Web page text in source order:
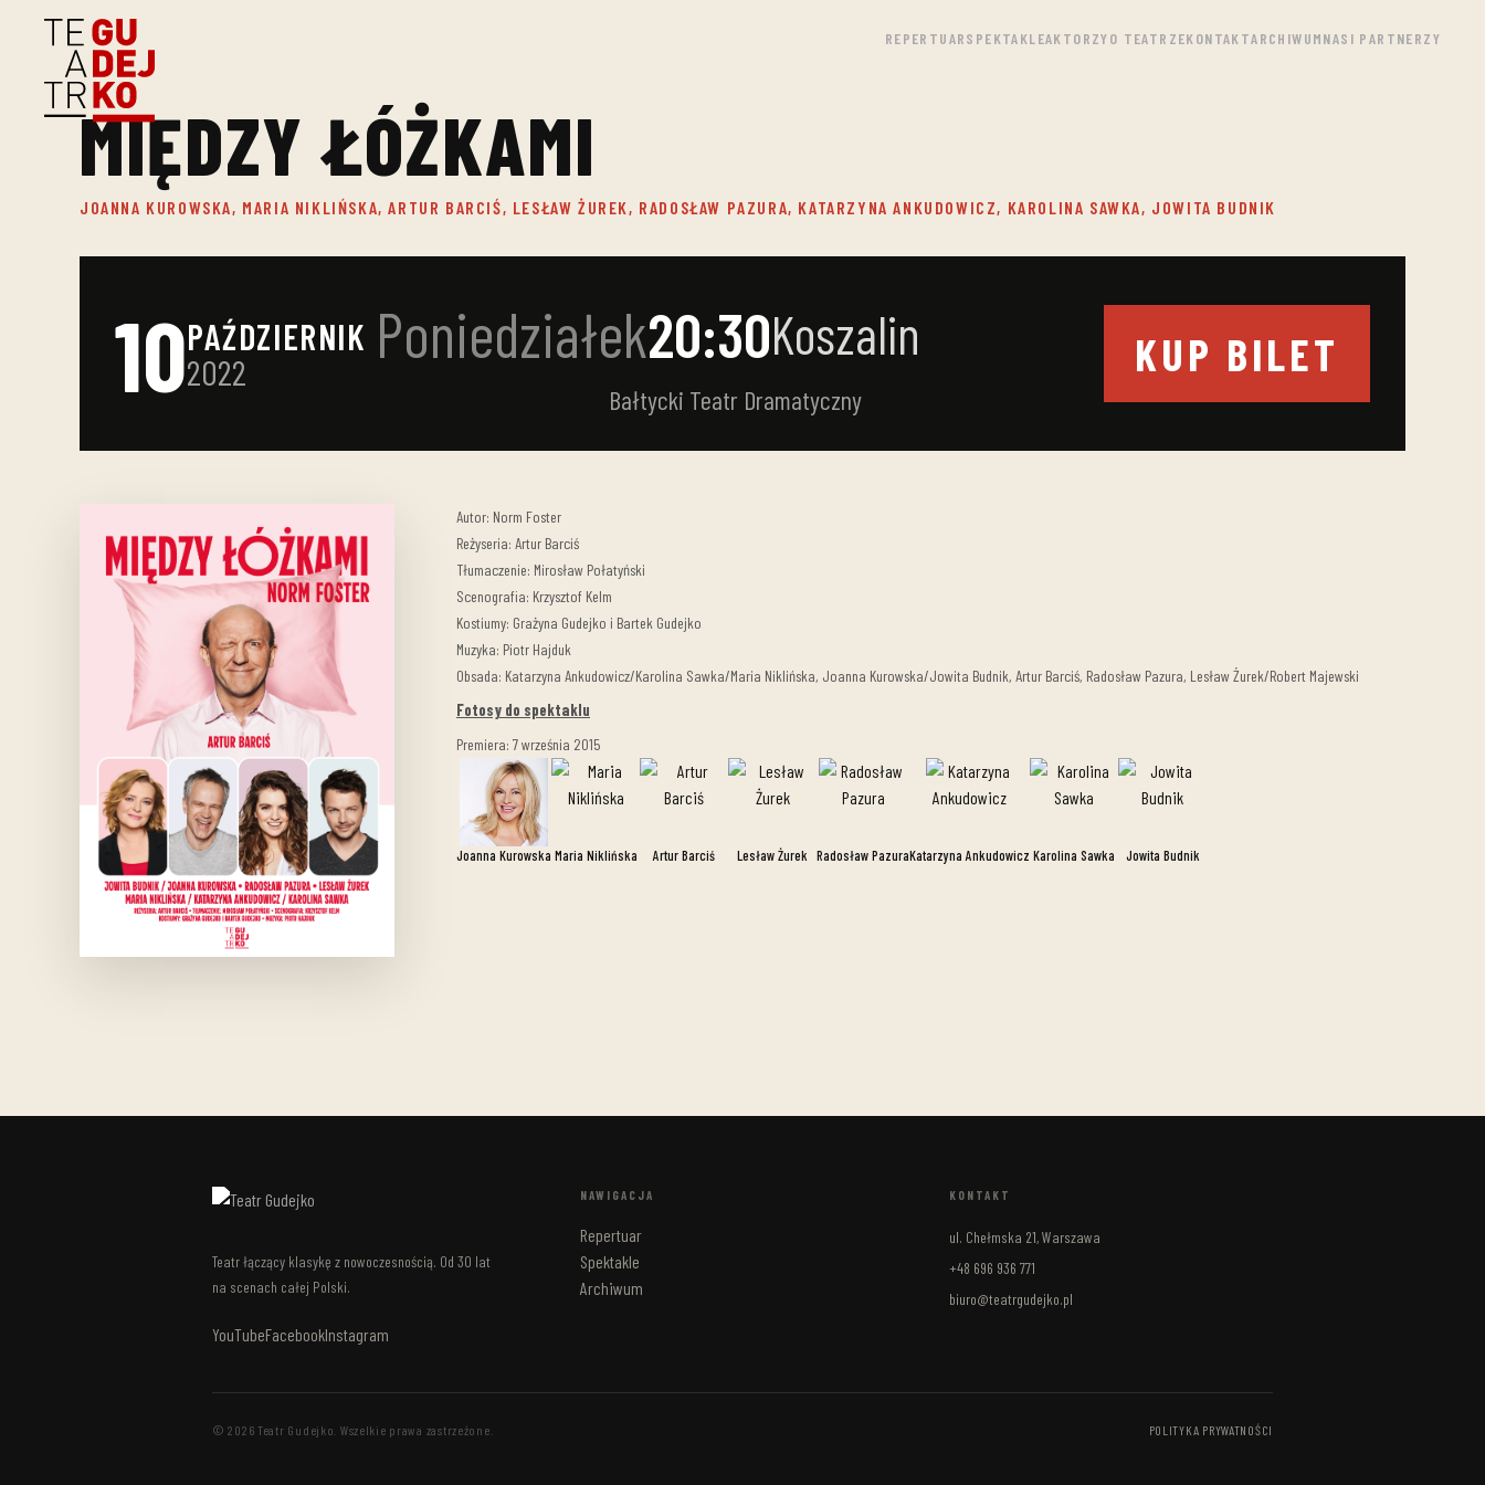
REPERTUARSPEKTAKLEAKTORZYO TEATRZEKONTAKTARCHIWUMNASI PARTNERZY
MIĘDZY ŁÓŻKAMI
JOANNA KUROWSKA, MARIA NIKLIŃSKA, ARTUR BARCIŚ, LESŁAW ŻUREK, RADOSŁAW PAZURA, KATARZYNA ANKUDOWICZ, KAROLINA SAWKA, JOWITA BUDNIK
10PAŹDZIERNIK
2022
Poniedziałek20:30Koszalin
Bałtycki Teatr Dramatyczny
KUP BILET
Autor: Norm Foster
Reżyseria: Artur Barciś
Tłumaczenie: Mirosław Połatyński
Scenografia: Krzysztof Kelm
Kostiumy: Grażyna Gudejko i Bartek Gudejko
Muzyka: Piotr Hajduk
Obsada: Katarzyna Ankudowicz/Karolina Sawka/Maria Niklińska, Joanna Kurowska/Jowita Budnik, Artur Barciś, Radosław Pazura, Lesław Żurek/Robert Majewski
Fotosy do spektaklu
Premiera: 7 września 2015
Joanna Kurowska Maria Niklińska Artur Barciś Lesław Żurek Radosław PazuraKatarzyna Ankudowicz Karolina Sawka Jowita Budnik
Teatr łączący klasykę z nowoczesnością. Od 30 lat
na scenach całej Polski.
YouTubeFacebookInstagram
NAWIGACJA
Repertuar
Spektakle
Archiwum
KONTAKT
ul. Chełmska 21, Warszawa
+48 696 936 771
biuro@teatrgudejko.pl
© 2026 Teatr Gudejko. Wszelkie prawa zastrzeżone. POLITYKA PRYWATNOŚCI